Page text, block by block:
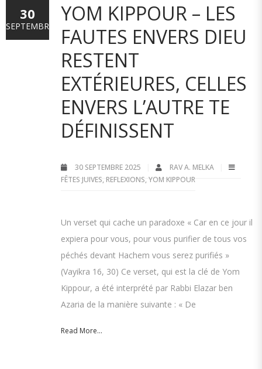
YOM KIPPOUR – LES
FAUTES ENVERS DIEU
RESTENT
EXTÉRIEURES, CELLES
ENVERS L’AUTRE TE
DÉFINISSENT
30 SEPTEMBRE 2025
RAV A. MELKA
FÊTES JUIVES, REFLEXIONS, YOM KIPPOUR
Un verset qui cache un paradoxe « Car en ce jour il
expiera pour vous, pour vous purifier de tous vos
péchés devant Hachem vous serez purifiés »
(Vayikra 16, 30) Ce verset, qui est la clé de Yom
Kippour, a été interprété par Rabbi Elazar ben
Azaria de la manière suivante : « De
Read More...
30
SEPTEMBRE